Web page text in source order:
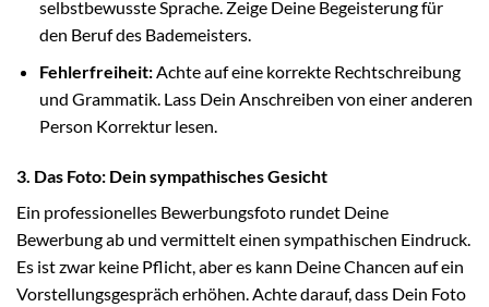
selbstbewusste Sprache. Zeige Deine Begeisterung für
den Beruf des Bademeisters.
Fehlerfreiheit:Achte auf eine korrekte Rechtschreibung
und Grammatik. Lass Dein Anschreiben von einer anderen
Person Korrektur lesen.
3. Das Foto: Dein sympathisches Gesicht
Ein professionelles Bewerbungsfoto rundet Deine
Bewerbung ab und vermittelt einen sympathischen Eindruck.
Es ist zwar keine Pflicht, aber es kann Deine Chancen auf ein
Vorstellungsgespräch erhöhen. Achte darauf, dass Dein Foto